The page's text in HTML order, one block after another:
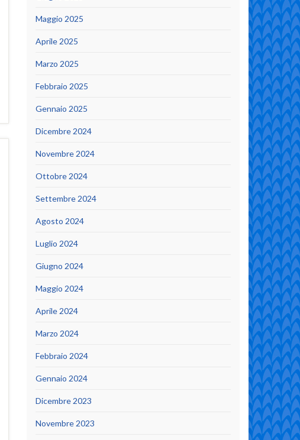
Maggio 2025
Aprile 2025
Marzo 2025
Febbraio 2025
Gennaio 2025
Dicembre 2024
Novembre 2024
Ottobre 2024
Settembre 2024
Agosto 2024
Luglio 2024
Giugno 2024
Maggio 2024
Aprile 2024
Marzo 2024
Febbraio 2024
Gennaio 2024
Dicembre 2023
Novembre 2023